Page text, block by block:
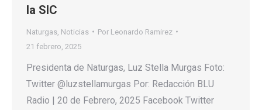
la SIC
Naturgas Noticias Por Leonardo Ramirez
21 febrero, 2025
Presidenta de Naturgas, Luz Stella Murgas Foto:
Twitter @luzstellamurgas Por: Redacción BLU
Radio | 20 de Febrero, 2025 Facebook Twitter